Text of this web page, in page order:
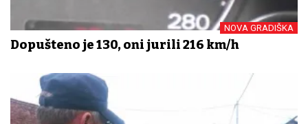
NOVA GRADIŠKA
Dopušteno je 130, oni jurili 216 km/h